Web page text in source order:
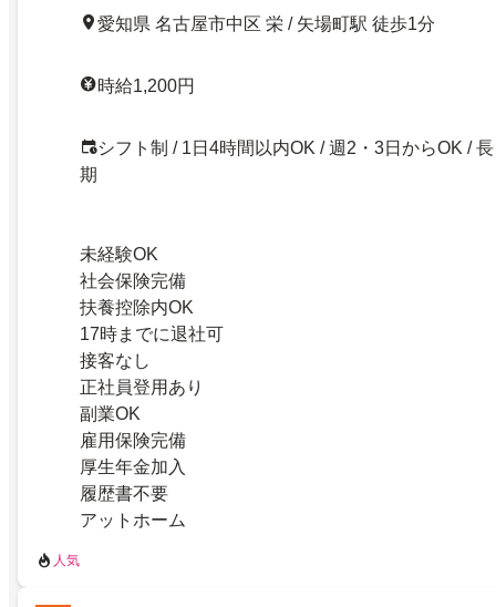
愛知県 名古屋市中区 栄 / 矢場町駅 徒歩1分
時給1,200円
シフト制 / 1日4時間以内OK / 週2・3日からOK / 長
期
未経験OK
社会保険完備
扶養控除内OK
17時までに退社可
接客なし
正社員登用あり
副業OK
雇用保険完備
厚生年金加入
履歴書不要
アットホーム
人気